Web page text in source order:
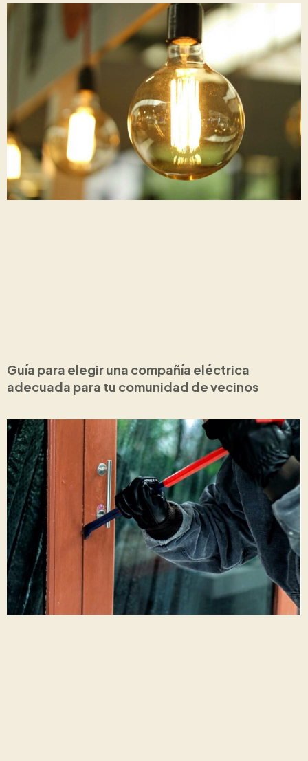
Guía para elegir una compañía eléctrica
adecuada para tu comunidad de vecinos